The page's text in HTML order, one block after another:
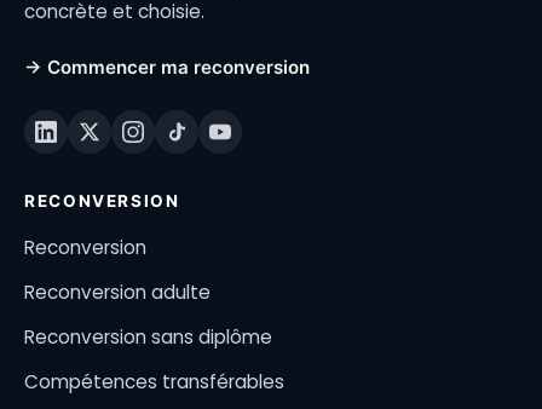
concrète et choisie.
→ Commencer ma reconversion
RECONVERSION
Reconversion
Reconversion adulte
Reconversion sans diplôme
Compétences transférables